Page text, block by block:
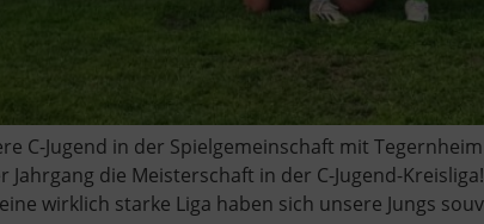
C-Jugend in der Spielgemeinschaft mit
Jahrgang die Meisterschaft in der C-Jugend-
wirklich starke Liga haben sich unsere Jungs